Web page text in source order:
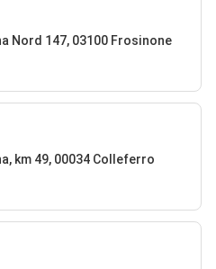
Nord 147, 03100 Frosinone
km 49, 00034 Colleferro